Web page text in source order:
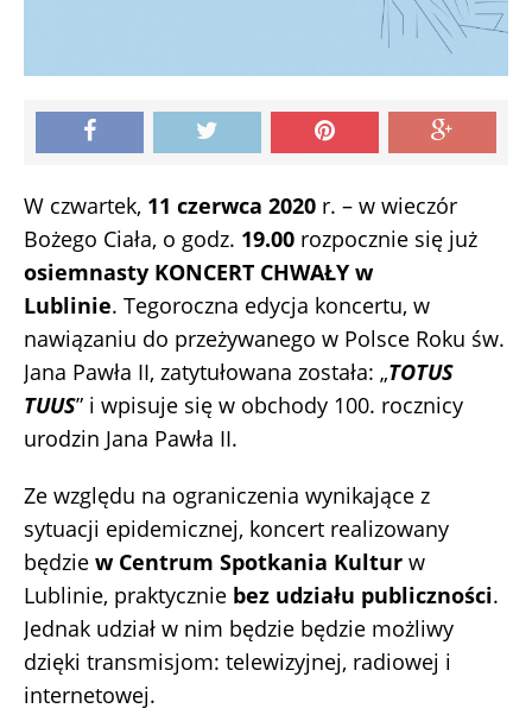
W czwartek, 11 czerwca 2020 r. – w wieczór
Bożego Ciała, o godz. 19.00 rozpocznie się już
osiemnasty KONCERT CHWAŁY w
Lublinie. Tegoroczna edycja koncertu, w
nawiązaniu do przeżywanego w Polsce Roku św.
Jana Pawła II, zatytułowana została: „TOTUS
TUUS” i wpisuje się w obchody 100. rocznicy
urodzin Jana Pawła II.
Ze względu na ograniczenia wynikające z
sytuacji epidemicznej, koncert realizowany
będzie w Centrum Spotkania Kultur w
Lublinie, praktycznie bez udziału publiczności.
Jednak udział w nim będzie będzie możliwy
dzięki transmisjom: telewizyjnej, radiowej i
internetowej.